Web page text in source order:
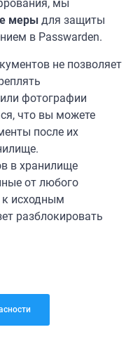
мы
меры для защиты
в Passwarden.
не позволяет
фотографии
что вы можете
после их
в хранилище
от любого
к исходным
разблокировать